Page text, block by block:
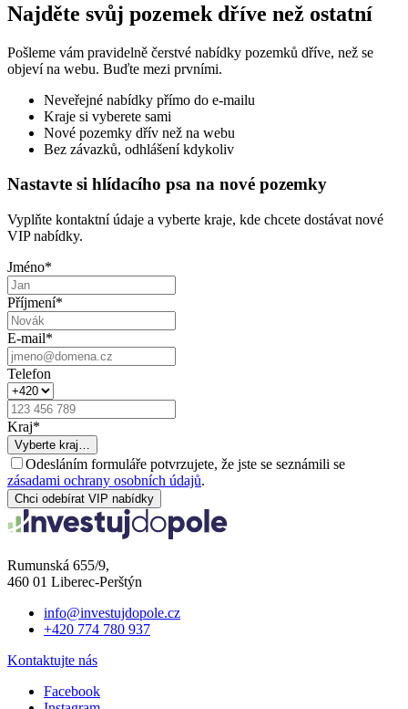
Najděte svůj pozemek dříve než ostatní
Pošleme vám pravidelně čerstvé nabídky pozemků dříve, než se
objeví na webu. Buďte mezi prvními.
Neveřejné nabídky přímo do e-mailu
Kraje si vyberete sami
Nové pozemky dřív než na webu
Bez závazků, odhlášení kdykoliv
Nastavte si hlídacího psa na nové pozemky
Vyplňte kontaktní údaje a vyberte kraje, kde chcete dostávat nové
VIP nabídky.
Jméno*
Příjmení*
E-mail*
Telefon
Kraj*
Vyberte kraj…
Odesláním formuláře potvrzujete, že jste se seznámili se
zásadami ochrany osobních údajů.
Chci odebírat VIP nabídky
Rumunská 655/9,
460 01 Liberec-Perštýn
info@investujdopole.cz
+420 774 780 937
Kontaktujte nás
Facebook